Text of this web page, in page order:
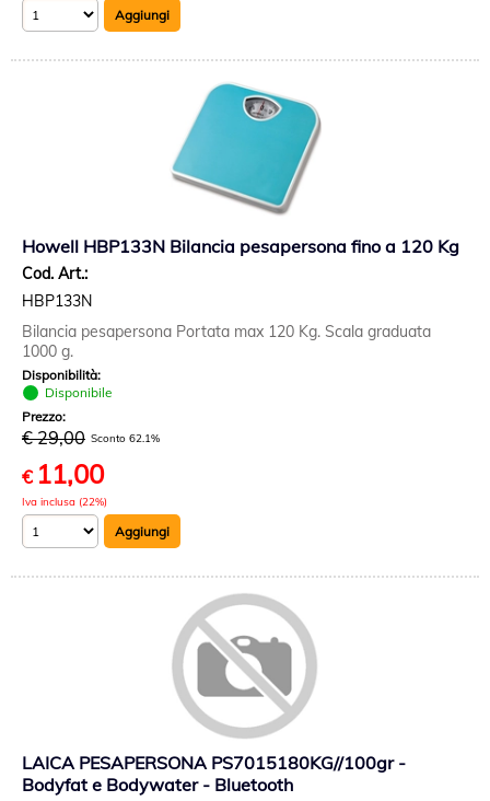
Howell HBP133N Bilancia pesapersona fino a 120 Kg
Cod. Art.:
HBP133N
Bilancia pesapersona Portata max 120 Kg. Scala graduata
1000 g.
Disponibilità:
Disponibile
Prezzo:
€ 29,00 Sconto 62.1%
€ 11,00
Iva inclusa (22%)
LAICA PESAPERSONA PS7015180KG//100gr -
Bodyfat e Bodywater - Bluetooth